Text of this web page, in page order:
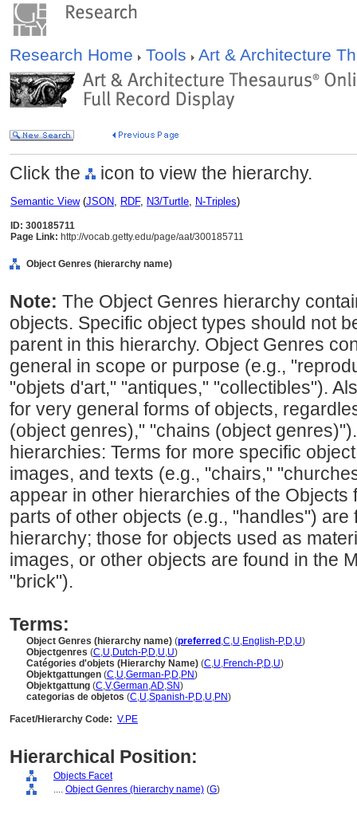
Research Home Tools Art & Architecture
Click the icon to view the hierarchy.
Semantic View(JSON, RDF, N3/Turtle, N-Triples)
ID: 300185711
Page Link: http://vocab.getty.edu/page/aat/300185711
Object Genres (hierarchy name)
Note: The Object Genres hierarchy
objects. Specific object types should not
parent in this hierarchy. Object Genres
general in scope or purpose (e.g.,
"objets d'art," "antiques," "collectibles").
for very general forms of objects,
(object genres)," "chains (object
hierarchies: Terms for more specific
images, and texts (e.g., "chairs,"
appear in other hierarchies of the Objects
parts of other objects (e.g., "handles")
hierarchy; those for objects used as
images, or other objects are found in the
"brick").
Terms:
Object Genres (hierarchy name) (preferred ,C,U,English-P,D,U)
Objectgenres (C,U,Dutch-P,D,U,U)
Catégories d'objets (Hierarchy Name) (C,U,French-P,D,U)
Objektgattungen (C,U,German-P,D,PN)
Objektgattung (C,V,German,AD,SN)
categorias de objetos (C,U,Spanish-P,D,U,PN)
Facet/Hierarchy Code: V.PE
Hierarchical Position:
Objects Facet
.... Object Genres (hierarchy name) (G)